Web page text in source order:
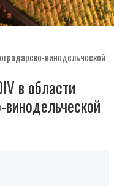
винодельческой
в области